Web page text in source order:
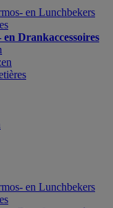
en Lunchbekers
Drankaccessoires
en Lunchbekers